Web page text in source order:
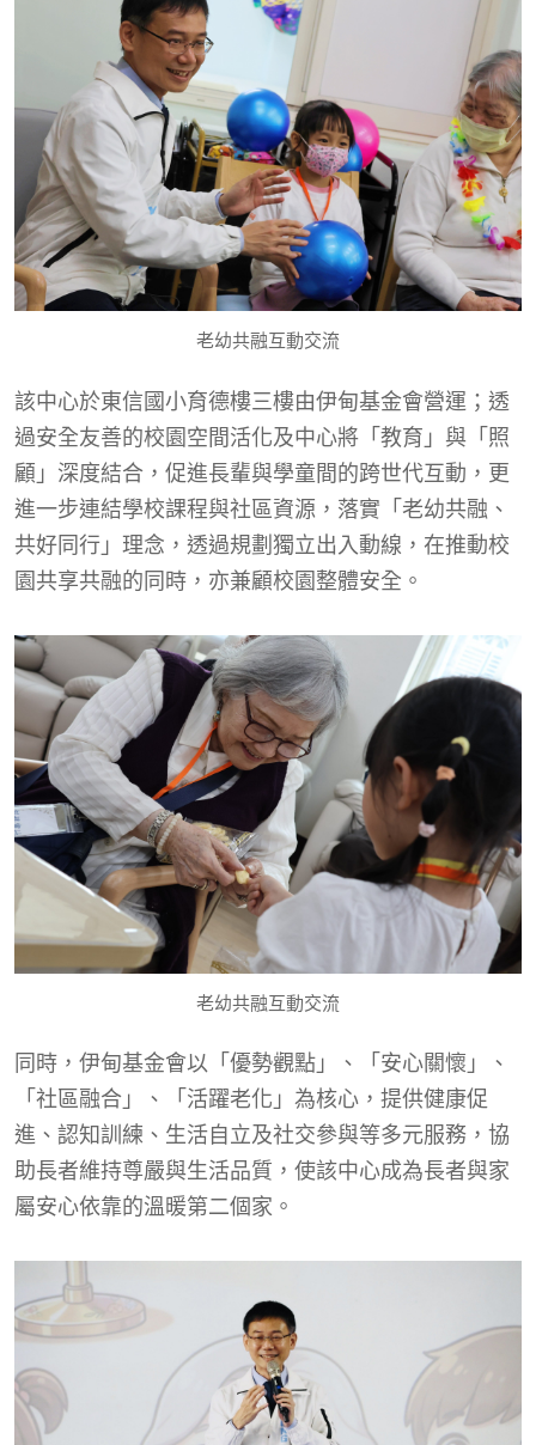
老幼共融互動交流
該中心於東信國小育德樓三樓由伊甸基金會營運；透
過安全友善的校園空間活化及中心將「教育」與「照
顧」深度結合，促進長輩與學童間的跨世代互動，更
進一步連結學校課程與社區資源，落實「老幼共融、
共好同行」理念，透過規劃獨立出入動線，在推動校
園共享共融的同時，亦兼顧校園整體安全。
老幼共融互動交流
同時，伊甸基金會以「優勢觀點」、「安心關懷」、
「社區融合」、「活躍老化」為核心，提供健康促
進、認知訓練、生活自立及社交參與等多元服務，協
助長者維持尊嚴與生活品質，使該中心成為長者與家
屬安心依靠的溫暖第二個家。